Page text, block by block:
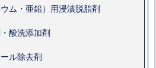
ム・亜鉛）用浸漬脱脂剤
酸洗添加剤
ル除去剤